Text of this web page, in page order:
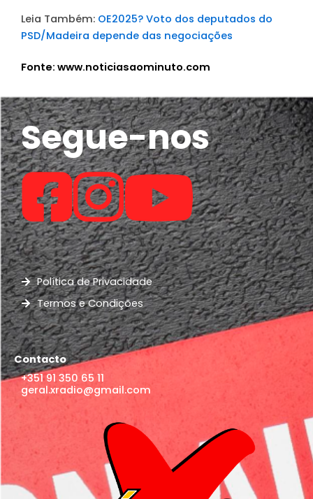
Leia Também: OE2025? Voto dos deputados do
PSD/Madeira depende das negociações
Fonte: www.noticiasaominuto.com
Segue-nos
Política de Privacidade
Termos e Condições
Contacto
+351 91 350 65 11
geral.xradio@gmail.com